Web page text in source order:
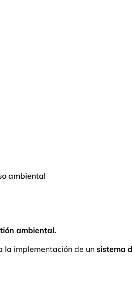
ambiental
ambiental.
la implementación de un sistema